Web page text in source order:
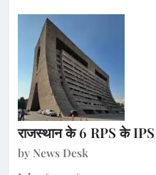
राजस्थान के 6 RPS के IPS
by News Desk